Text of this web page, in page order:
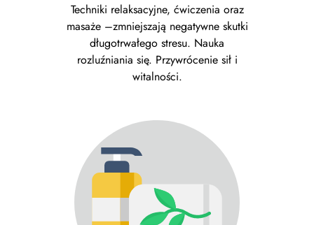
Techniki relaksacyjne, ćwiczenia oraz
masaże –zmniejszają negatywne skutki
długotrwałego stresu. Nauka
rozluźniania się. Przywrócenie sił i
witalności.